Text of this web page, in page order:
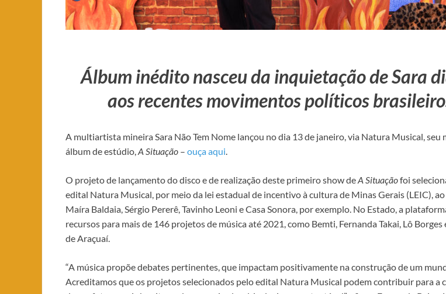
Álbum inédito nasceu da inquietação de Sara
aos recentes movimentos políticos
A multiartista mineira Sara Não Tem Nome lançou no dia 13 de janeiro, via Natura Musical, seu
álbum de estúdio,A Situação – ouça aqui.
O projeto de lançamento do disco e de realização deste primeiro show deA Situaçãofoi
edital Natura Musical, por meio da lei estadual de incentivo à cultura de Minas Gerais (LEIC),
Maíra Baldaia, Sérgio Pererê, Tavinho Leoni e Casa Sonora, por exemplo. No Estado, a
recursos para mais de 146 projetos de música até 2021, como Bemti, Fernanda Takai, Lô
de Araçuaí.
“A música propõe debates pertinentes, que impactam positivamente na construção de um
Acreditamos que os projetos selecionados pelo edital Natura Musical podem contribuir para a